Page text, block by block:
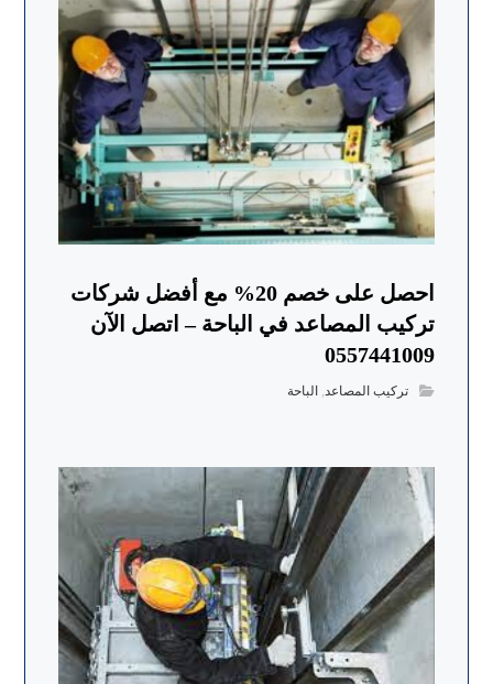
احصل على خصم 20% مع أفضل شركات
تركيب المصاعد في الباحة – اتصل الآن
0557441009
تركيب المصاعد,الباحة